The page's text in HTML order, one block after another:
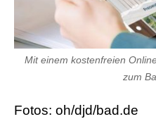
Mit einem kostenfreien
zum
Fotos: oh/djd/bad.de